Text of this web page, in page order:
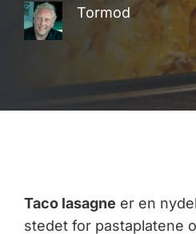
Tormod
Taco lasagne er en
stedet for pastaplatene